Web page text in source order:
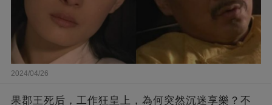
2024/04/26
果郡王死后，工作狂皇上，為何突然沉迷享樂？不